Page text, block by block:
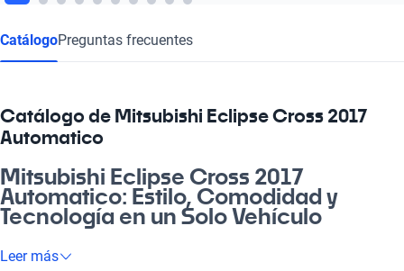
CatálogoPreguntas frecuentes
Catálogo de Mitsubishi Eclipse Cross 2017
Automatico
Mitsubishi Eclipse Cross 2017
Automatico: Estilo, Comodidad y
Tecnología en un Solo Vehículo
¿Cachai la sensación de manejar un auto que combina
Leer más